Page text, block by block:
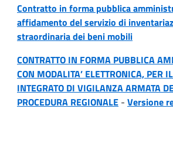
Contratto in forma pubblica
affidamento del servizio di
straordinaria dei beni mobili
CONTRATTO IN FORMA PUBBLICA
CON MODALITA’ ELETTRONICA, PER
INTEGRATO DI VIGILANZA ARMATA
PROCEDURA REGIONALE - Versione